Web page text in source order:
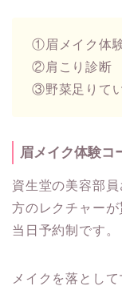
①眉メイク体
②肩こり診断
③野菜足りて
眉メイク体験コ
資生堂の美容部
方のレクチャー
当日予約制です。
メイクを落とし